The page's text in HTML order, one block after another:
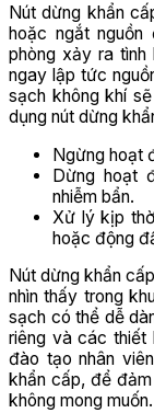
Nút dừng khẩn
hoặc ngắt
phòng xảy ra tình
ngay lập tức
sạch không khí
dụng nút dừng
Ngừng hoạt
Dừng hoạt
nhiễm bẩn.
Xử lý kịp
hoặc động
Nút dừng khẩn
nhìn thấy trong
sạch có thể dễ
riêng và các thiết
đào tạo nhân
khẩn cấp, để
không mong muốn.